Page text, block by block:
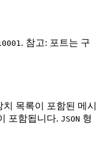
. 참고: 포트는 구
목록이 포함된 메시
포함됩니다. JSON 형